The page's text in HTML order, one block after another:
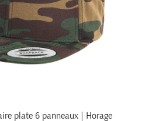
plate 6 panneaux | Horage